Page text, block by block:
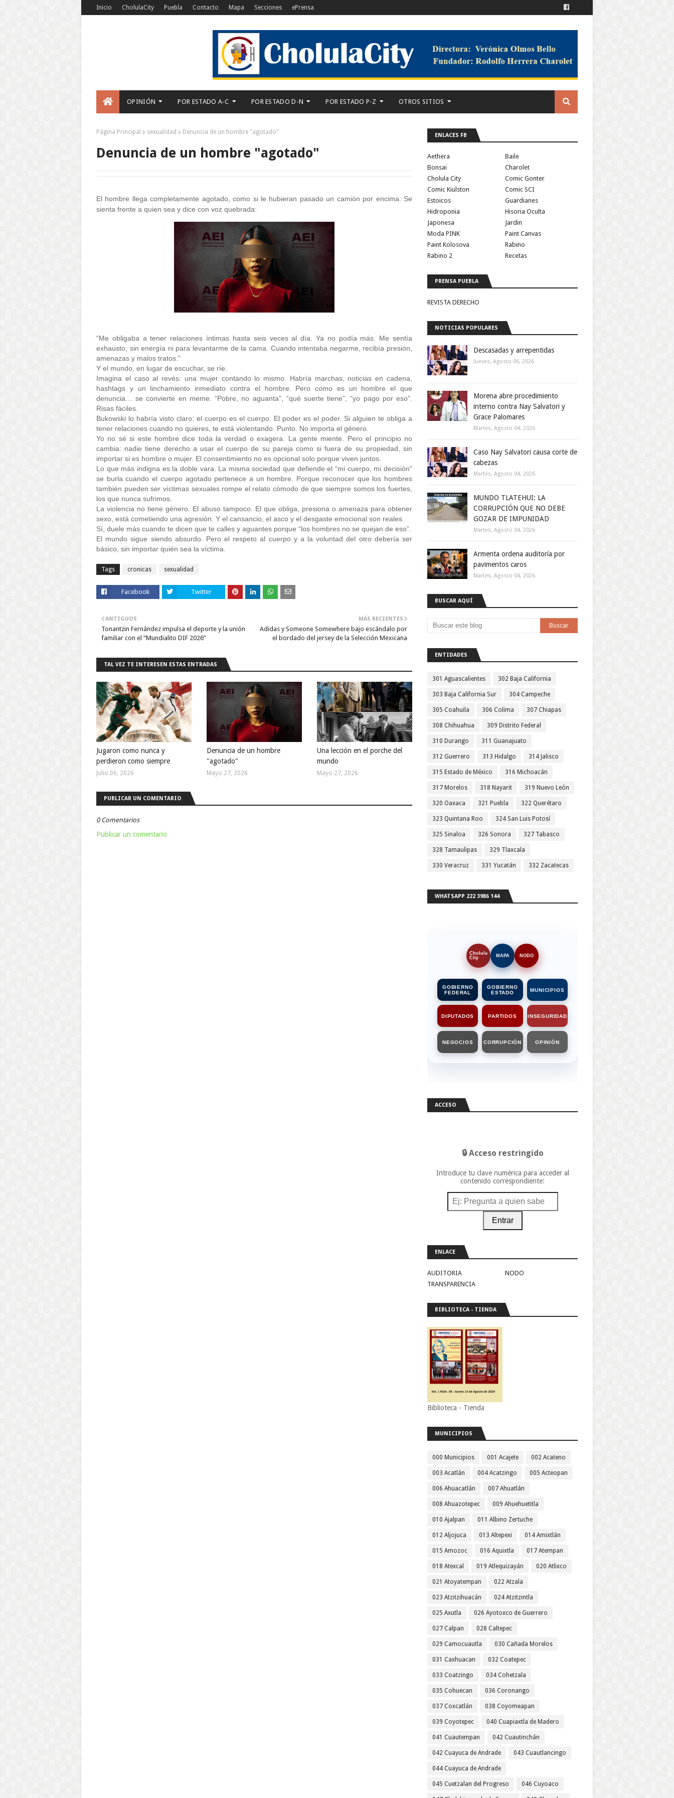
Inicio CholulaCity Puebla Contacto Mapa Secciones ePrensa
OPINIÓN POR ESTADO A-C POR ESTADO D-N POR ESTADO P-Z OTROS SITIOS
Página Principal sexualidad Denuncia de un hombre "agotado"
Denuncia de un hombre "agotado"
El hombre llega completamente agotado, como si le hubieran pasado un camión por encima. Se
sienta frente a quien sea y dice con voz quebrada:
“Me obligaba a tener relaciones íntimas hasta seis veces al día. Ya no podía más. Me sentía
exhausto, sin energía ni para levantarme de la cama. Cuando intentaba negarme, recibía presión,
amenazas y malos tratos.”
Y el mundo, en lugar de escuchar, se ríe.
Imagina el caso al revés: una mujer contando lo mismo. Habría marchas, noticias en cadena,
hashtags y un linchamiento inmediato contra el hombre. Pero como es un hombre el que
denuncia… se convierte en meme. “Pobre, no aguanta”, “qué suerte tiene”, “yo pago por eso”.
Risas fáciles.
Bukowski lo habría visto claro: el cuerpo es el cuerpo. El poder es el poder. Si alguien te obliga a
tener relaciones cuando no quieres, te está violentando. Punto. No importa el género.
Yo no sé si este hombre dice toda la verdad o exagera. La gente miente. Pero el principio no
cambia: nadie tiene derecho a usar el cuerpo de su pareja como si fuera de su propiedad, sin
importar si es hombre o mujer. El consentimiento no es opcional solo porque viven juntos.
Lo que más indigna es la doble vara. La misma sociedad que defiende el “mi cuerpo, mi decisión”
se burla cuando el cuerpo agotado pertenece a un hombre. Porque reconocer que los hombres
también pueden ser víctimas sexuales rompe el relato cómodo de que siempre somos los fuertes,
los que nunca sufrimos.
La violencia no tiene género. El abuso tampoco. El que obliga, presiona o amenaza para obtener
sexo, está cometiendo una agresión. Y el cansancio, el asco y el desgaste emocional son reales.
Sí, duele más cuando te dicen que te calles y aguantes porque “los hombres no se quejan de eso”.
El mundo sigue siendo absurdo. Pero el respeto al cuerpo y a la voluntad del otro debería ser
básico, sin importar quién sea la víctima.
Tags cronicas sexualidad
Facebook Twitter
MÁS RECIENTES
Adidas y Someone Somewhere bajo escándalo por
el bordado del jersey de la Selección Mexicana
ANTIGUOS
Tonantzin Fernández impulsa el deporte y la unión
familiar con el “Mundialito DIF 2026”
TAL VEZ TE INTERESEN ESTAS ENTRADAS
Jugaron como nunca y
perdieron como siempre
Julio 06, 2026
Denuncia de un hombre
"agotado"
Mayo 27, 2026
Una lección en el porche del
mundo
Mayo 27, 2026
PUBLICAR UN COMENTARIO
0 Comentarios
Publicar un comentario
ENLACES FB
Aethera
Baile
Bonsai
Charolet
Cholula City
Comic Gonter
Comic Kiulston
Comic SCI
Estoicos
Guardianes
Hidroponia
Hisoria Oculta
Japonesa
Jardin
Moda PINK
Paint Canvas
Paint Kolosova
Rabino
Rabino 2
Recetas
PRENSA PUEBLA
REVISTA DERECHO
NOTICIAS POPULARES
Descasadas y arrepentidas
Jueves, Agosto 06, 2026
Morena abre procedimiento
interno contra Nay Salvatori y
Grace Palomares
Martes, Agosto 04, 2026
Caso Nay Salvatori causa corte de
cabezas
Martes, Agosto 04, 2026
MUNDO TLATEHUI: LA
CORRUPCIÓN QUE NO DEBE
GOZAR DE IMPUNIDAD
Martes, Agosto 04, 2026
Armenta ordena auditoría por
pavimentos caros
Martes, Agosto 04, 2026
BUSCAR AQUÍ
ENTIDADES
301 Aguascalientes 302 Baja California
303 Baja California Sur 304 Campeche
305 Coahuila 306 Colima 307 Chiapas
308 Chihuahua 309 Distrito Federal
310 Durango 311 Guanajuato
312 Guerrero 313 Hidalgo 314 Jalisco
315 Estado de México 316 Michoacán
317 Morelos 318 Nayarit 319 Nuevo León
320 Oaxaca 321 Puebla 322 Querétaro
323 Quintana Roo 324 San Luis Potosí
325 Sinaloa 326 Sonora 327 Tabasco
328 Tamaulipas 329 Tlaxcala
330 Veracruz 331 Yucatán 332 Zacatecas
WHATSAPP 222 3986 144
Cholula
City
MAPA NODO
GOBIERNO
FEDERAL
GOBIERNO
ESTADO
MUNICIPIOS
DIPUTADOS PARTIDOS INSEGURIDAD
NEGOCIOS CORRUPCIÓN OPINIÓN
ACCESO
🔒 Acceso restringido
Introduce tu clave numérica para acceder al
contenido correspondiente:
Entrar
ENLACE
AUDITORIA
NODO
TRANSPARENCIA
BIBLIOTECA - TIENDA
Biblioteca - Tienda
MUNICIPIOS
000 Municipios 001 Acajete 002 Acateno
003 Acatlán 004 Acatzingo 005 Acteopan
006 Ahuacatlán 007 Ahuatlán
008 Ahuazotepec 009 Ahuehuetitla
010 Ajalpan 011 Albino Zertuche
012 Aljojuca 013 Altepexi 014 Amixtlán
015 Amozoc 016 Aquixtla 017 Atempan
018 Atexcal 019 Atlequizayán 020 Atlixco
021 Atoyatempan 022 Atzala
023 Atzitzihuacán 024 Atzitzintla
025 Axutla 026 Ayotoxco de Guerrero
027 Calpan 028 Caltepec
029 Camocuautla 030 Cañada Morelos
031 Caxhuacan 032 Coatepec
033 Coatzingo 034 Cohetzala
035 Cohuecan 036 Coronango
037 Coxcatlán 038 Coyomeapan
039 Coyotepec 040 Cuapiaxtla de Madero
041 Cuautempan 042 Cuautinchán
042 Cuayuca de Andrade 043 Cuautlancingo
044 Cuayuca de Andrade
045 Cuetzalan del Progreso 046 Cuyoaco